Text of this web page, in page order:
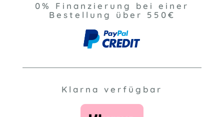
0% Finanzierung bei einer
Bestellung über 550€
Klarna verfügbar